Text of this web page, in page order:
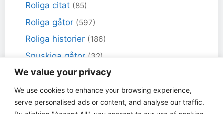
We value your privacy
We use cookies to enhance your browsing experience,
serve personalised ads or content, and analyse our traffic.
Roliga citat (85)
Roliga gåtor (597)
Roliga historier (186)
Snuskiga gåtor (32)
Snuskiga skämt(98)
Sportskämt (18)
Torra skämt (461)